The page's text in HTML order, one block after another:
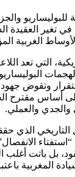
للبوليساريو
في تغير العقيدة
الغربية
التي تعد
وتقوض
أساس مقترح
والجدي والعملي.
التاريخي الذي
بل باتت
المغربية